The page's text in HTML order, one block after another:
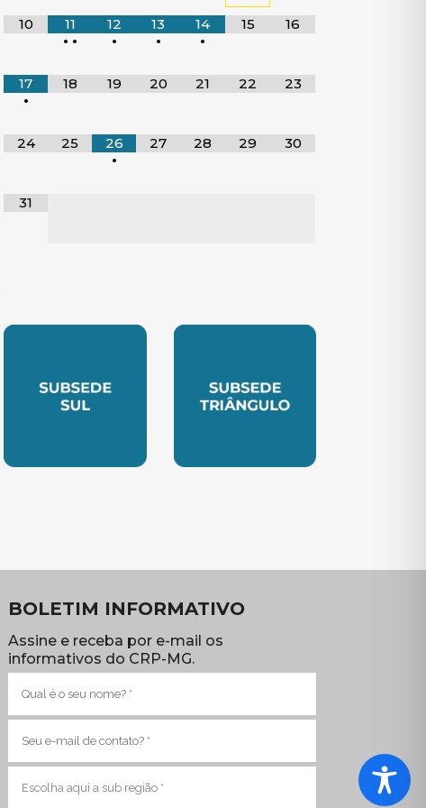
10
11
• •
12
•
13
•
14
•
15 16
17
•
18 19 20 21 22 23
24 25
26
•
27 28 29 30
31
BOLETIM INFORMATIVO
Assine e receba por e-mail os
informativos do CRP-MG.
(obrigatório)
mail
(obrigatório)
região